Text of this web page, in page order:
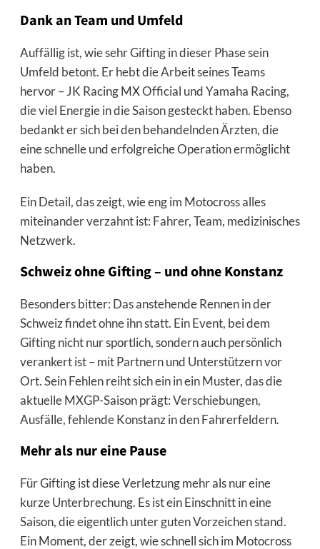
Dank an Team und Umfeld
Auffällig ist, wie sehr Gifting in dieser Phase sein
Umfeld betont. Er hebt die Arbeit seines Teams
hervor – JK Racing MX Official und Yamaha Racing,
die viel Energie in die Saison gesteckt haben. Ebenso
bedankt er sich bei den behandelnden Ärzten, die
eine schnelle und erfolgreiche Operation ermöglicht
haben.
Ein Detail, das zeigt, wie eng im Motocross alles
miteinander verzahnt ist: Fahrer, Team, medizinisches
Netzwerk.
Schweiz ohne Gifting – und ohne Konstanz
Besonders bitter: Das anstehende Rennen in der
Schweiz findet ohne ihn statt. Ein Event, bei dem
Gifting nicht nur sportlich, sondern auch persönlich
verankert ist – mit Partnern und Unterstützern vor
Ort. Sein Fehlen reiht sich ein in ein Muster, das die
aktuelle MXGP-Saison prägt: Verschiebungen,
Ausfälle, fehlende Konstanz in den Fahrerfeldern.
Mehr als nur eine Pause
Für Gifting ist diese Verletzung mehr als nur eine
kurze Unterbrechung. Es ist ein Einschnitt in eine
Saison, die eigentlich unter guten Vorzeichen stand.
Ein Moment, der zeigt, wie schnell sich im Motocross